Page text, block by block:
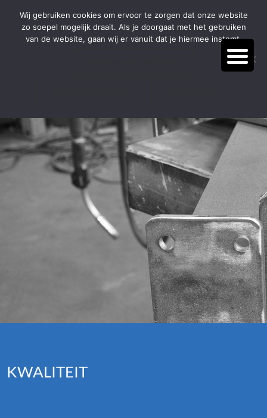
BEL:(038) 385 54 66
KWALITEIT
Wij gebruiken cookies om ervoor te zorgen dat onze website
zo soepel mogelijk draait. Als je doorgaat met het gebruiken
van de website, gaan wij er vanuit dat je hiermee instemt.